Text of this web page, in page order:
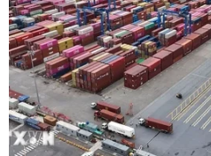
Báo cáo khả quan về thị
Nikkei 225 của Nhật Bản
thị trường Sydney cộng thêm
ghi nhận tăng 0,4%.